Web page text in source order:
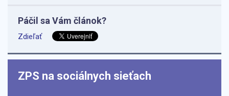
Páčil sa Vám článok?
Zdieľať
ZPS na sociálnych sieťach